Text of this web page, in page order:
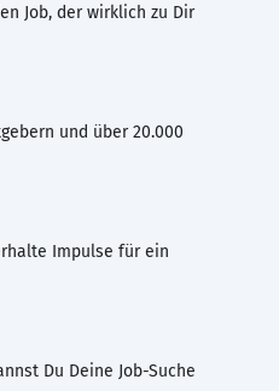
Job, der wirklich zu Dir
und über 20.000
Impulse für ein
Du Deine Job-Suche